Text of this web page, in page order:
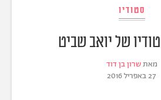
סטודיו
של יואב שביט
מאתשרון בן דוד
27 באפריל 2016